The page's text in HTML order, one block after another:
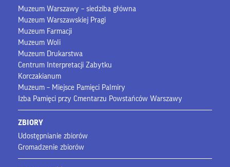
Muzeum Warszawy – siedziba główna
Muzeum Warszawskiej Pragi
Muzeum Farmacji
Muzeum Woli
Muzeum Drukarstwa
Centrum Interpretacji Zabytku
Korczakianum
Muzeum – Miejsce Pamięci Palmiry
Izba Pamięci przy Cmentarzu Powstańców Warszawy
ZBIORY
Udostępnianie zbiorów
Gromadzenie zbiorów